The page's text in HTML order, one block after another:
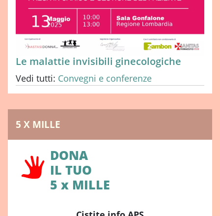
Le malattie invisibili ginecologiche
Vedi tutti: Convegni e conferenze
5 X MILLE
DONA
IL TUO
5 x MILLE